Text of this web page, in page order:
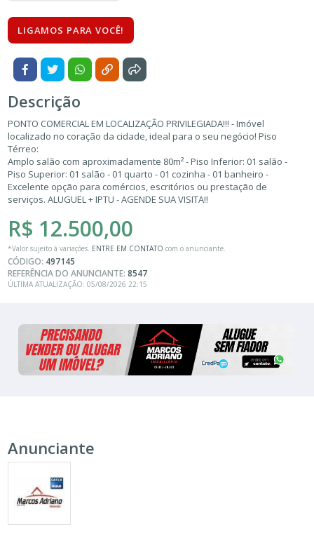
LIGAMOS PARA VOCÊ!
Descrição
PONTO COMERCIAL EM LOCALIZAÇÃO PRIVILEGIADA!!! - Imóvel
localizado no coração da cidade, ideal para o seu negócio! Piso
Térreo:
Amplo salão com aproximadamente 80m² - Piso Inferior: 01 salão -
Piso Superior: 01 salão - 01 quarto - 01 cozinha - 01 banheiro -
Excelente opção para comércios, escritórios ou prestação de
serviços. ALUGUEL + IPTU - AGENDE SUA VISITA!!
R$ 12.500,00
*Valor sujeito à variações. ENTRE EM CONTATO com o anunciante.
CÓDIGO: 497145
REFERÊNCIA DO ANUNCIANTE:8547
ÚLTIMA ATUALIZAÇÃO: 05/08/2026 22:15
Anunciante